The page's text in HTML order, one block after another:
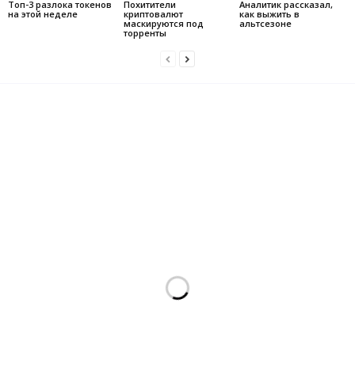
Топ-3 разлока токенов
на этой неделе
Похитители
криптовалют
маскируются под
торренты
Аналитик рассказал,
как выжить в
альтсезоне